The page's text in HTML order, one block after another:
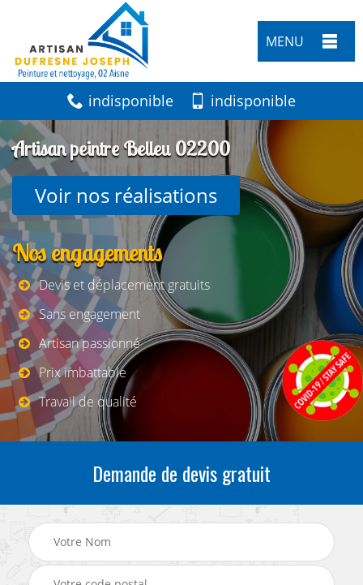
MENU
indisponible indisponible
Artisan peintre Belleu 02200
Voir nos réalisations
Nos engagements
Devis et déplacement gratuits
Sans engagement
Artisan passionné
Prix imbattable
Travail de qualité
Demande de devis gratuit